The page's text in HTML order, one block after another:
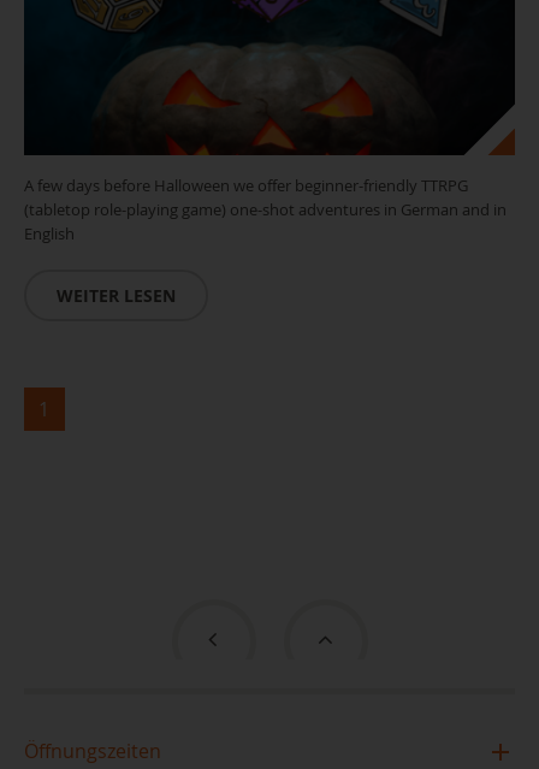
A few days before Halloween we offer beginner-friendly TTRPG
(tabletop role-playing game) one-shot adventures in German and in
English
WEITER LESEN
1
Öffnungszeiten